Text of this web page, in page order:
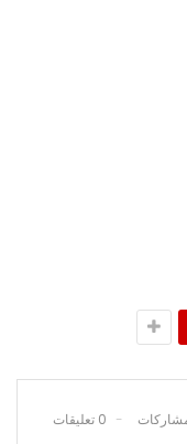
0 تعليقات